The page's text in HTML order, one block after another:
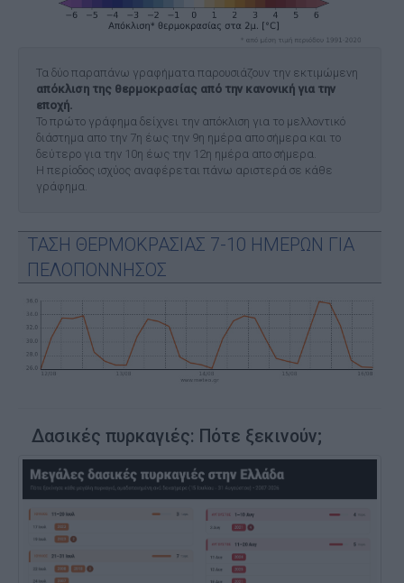
Τα δύο παραπάνω γραφήματα παρουσιάζουν την εκτιμώμενη
απόκλιση της θερμοκρασίας από την κανονική για την
εποχή.
Το πρώτο γράφημα δείχνει την απόκλιση για το μελλοντικό
διάστημα απο την 7η έως την 9η ημέρα απο σήμερα και το
δεύτερο για την 10η έως την 12η ημέρα απο σήμερα.
Η περίοδος ισχύος αναφέρεται πάνω αριστερά σε κάθε
γράφημα.
ΤΑΣΗ ΘΕΡΜΟΚΡΑΣΙΑΣ 7-10 ΗΜΕΡΩΝ ΓΙΑ
ΠΕΛΟΠΟΝΝΗΣΟΣ
Δασικές πυρκαγιές: Πότε ξεκινούν;